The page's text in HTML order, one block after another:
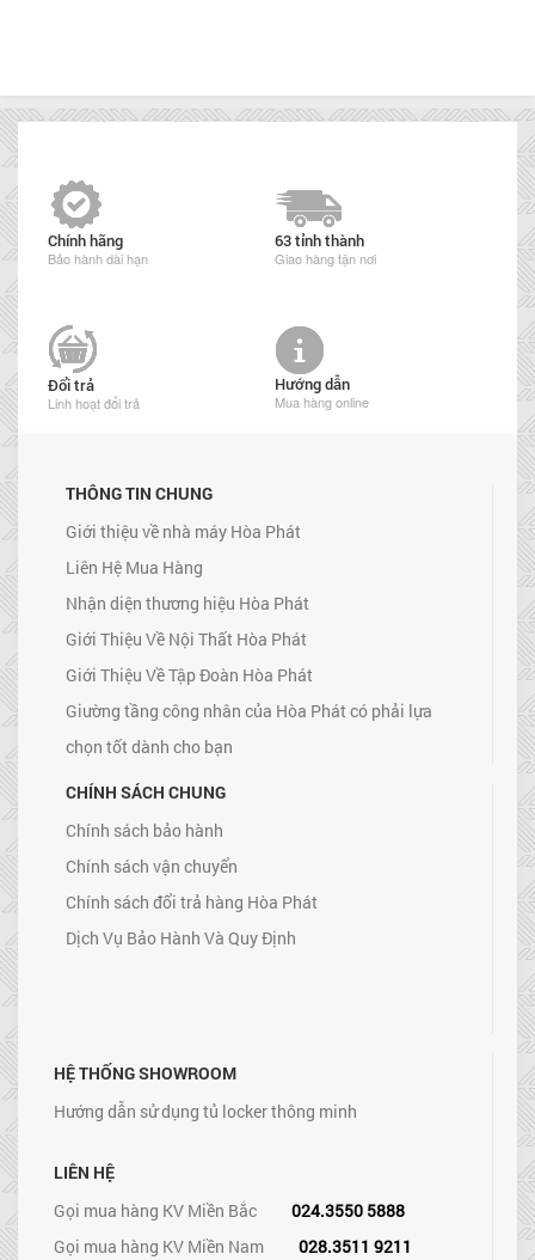
Chính hãng
Bảo hành dài hạn
63 tỉnh thành
Giao hàng tận nơi
Đổi trả
Linh hoạt đổi trả
Hướng dẫn
Mua hàng online
THÔNG TIN CHUNG
Giới thiệu về nhà máy Hòa Phát
Liên Hệ Mua Hàng
Nhận diện thương hiệu Hòa Phát
Giới Thiệu Về Nội Thất Hòa Phát
Giới Thiệu Về Tập Đoàn Hòa Phát
Giường tầng công nhân của Hòa Phát có phải lựa
chọn tốt dành cho bạn
CHÍNH SÁCH CHUNG
Chính sách bảo hành
Chính sách vận chuyển
Chính sách đổi trả hàng Hòa Phát
Dịch Vụ Bảo Hành Và Quy Định
HỆ THỐNG SHOWROOM
Hướng dẫn sử dụng tủ locker thông minh
LIÊN HỆ
Gọi mua hàng KV Miền Bắc
024.3550 5888
Gọi mua hàng KV Miền Nam
028.3511 9211